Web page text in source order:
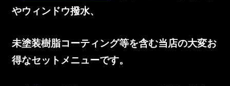
やウィンドウ撥水、
未塗装樹脂コーティング等を含む当店の大変お
得なセットメニューです。